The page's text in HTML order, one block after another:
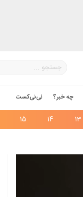
چه خبر؟ نی‌نی‌کست
13
14
15